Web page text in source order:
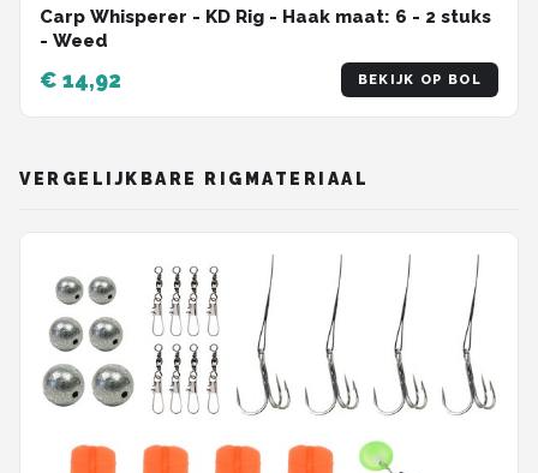
Carp Whisperer - KD Rig - Haak maat: 6 - 2 stuks
- Weed
€ 14,92 BEKIJK OP BOL
VERGELIJKBARE RIGMATERIAAL